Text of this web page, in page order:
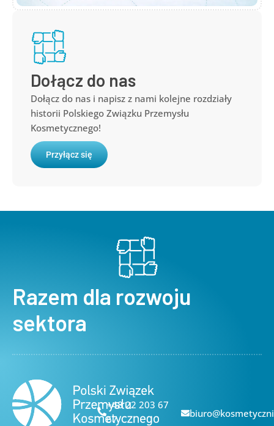
Dołącz do nas
Dołącz do nas i napisz z nami kolejne rozdziały
historii Polskiego Związku Przemysłu
Kosmetycznego!
Przyłącz się
Razem dla rozwoju
sektora
+48 22 203 67
67